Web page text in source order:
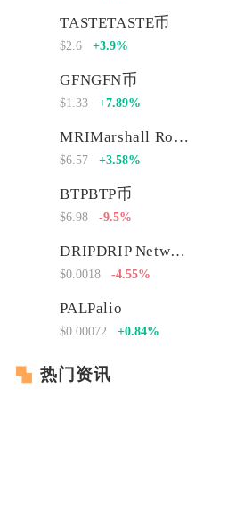
TASTETASTE币
$2.6 +3.9%
GFNGFN币
$1.33 +7.89%
MRIMarshall Rogan Inu
$6.57 +3.58%
BTPBTP币
$6.98 -9.5%
DRIPDRIP Network
$0.0018 -4.55%
PALPalio
$0.00072 +0.84%
热门资讯